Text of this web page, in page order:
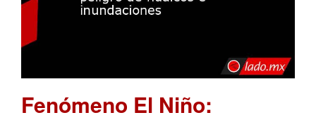
Fenómeno El Niño: